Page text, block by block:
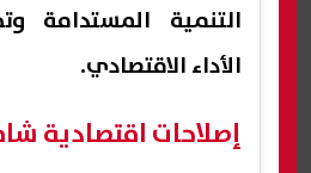
التنمية المستدامة
الأداء الاقتصادي.
إصلاحات اقتصادية